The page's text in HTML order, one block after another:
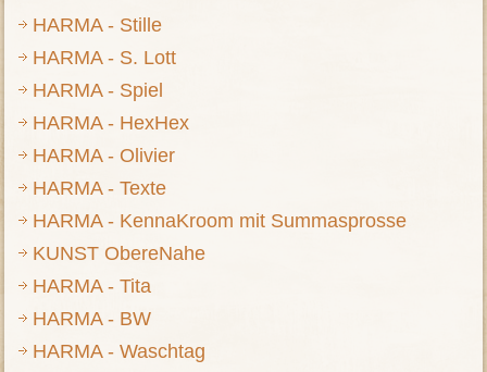
HARMA - Stille
HARMA - S. Lott
HARMA - Spiel
HARMA - HexHex
HARMA - Olivier
HARMA - Texte
HARMA - KennaKroom mit Summasprosse
KUNST ObereNahe
HARMA - Tita
HARMA - BW
HARMA - Waschtag